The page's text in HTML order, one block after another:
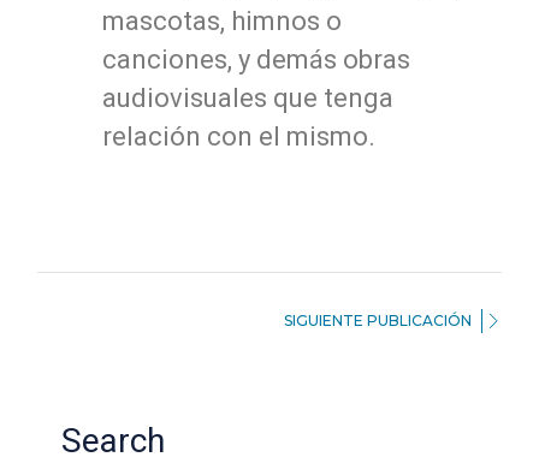
mascotas, himnos o
canciones, y demás obras
audiovisuales que tenga
relación con el mismo.
SIGUIENTE PUBLICACIÓN
Search